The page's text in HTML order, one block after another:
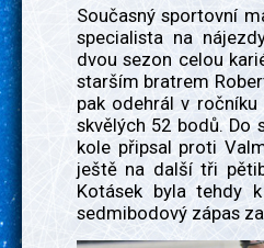
Současný sportovní
specialista na
dvou sezon celou
starším bratrem
pak odehrál v
skvělých 52 bodů. Do
kole připsal proti
ještě na další tři
Kotásek byla tehdy
sedmibodový zápas